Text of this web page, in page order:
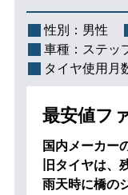
性別： 男性
車種： ステッ
タイヤ使用月
最安値フ
国内メーカー
旧タイヤは、
雨天時に橋の